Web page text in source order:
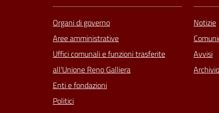
Organi di governo
Aree amministrative
Uffici comunali e funzioni trasferite
all'Unione Reno Galliera
Enti e fondazioni
Politici
Notizie
Avvisi